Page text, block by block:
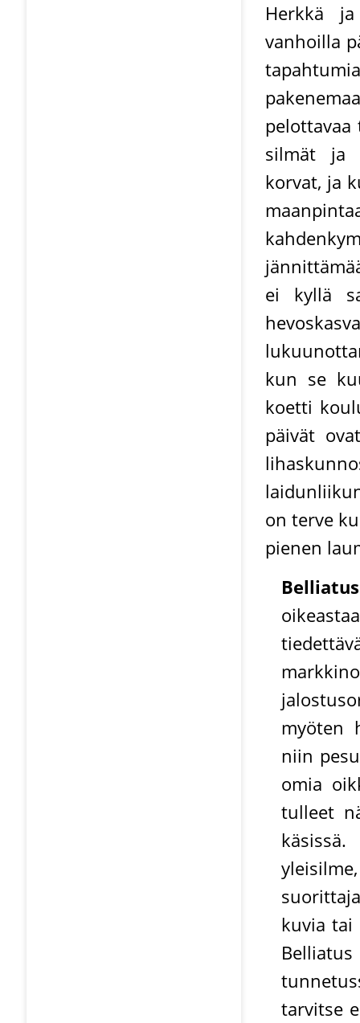
Herkkä
vanhoilla
silmät ja
korvat, ja
ei kyllä
kun se
koetti
päivät
on terve
pienen
Belliatus
myöten
niin
omia
tulleet
kuvia tai
tarvitse